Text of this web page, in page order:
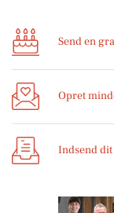
Send en
Opret
Indsend